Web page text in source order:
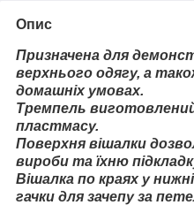
Опис
Призначена для
верхнього одягу, а
домашніх умовах.
Тремпель виготовлений
пластмасу.
Поверхня вішалки
вироби та їхню
Вішалка по краях у
гачки для зачепу за